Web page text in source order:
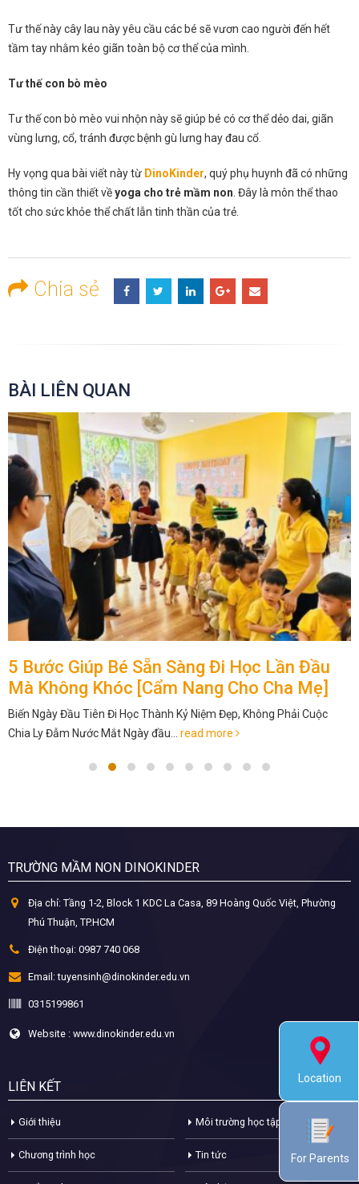
Tư thế này cây lau này yêu cầu các bé sẽ vươn cao người đến hết
tầm tay nhằm kéo giãn toàn bộ cơ thể của mình.
Tư thế con bò mèo
Tư thế con bò mèo vui nhộn này sẽ giúp bé có cơ thể dẻo dai, giãn
vùng lưng, cổ, tránh được bệnh gù lưng hay đau cổ.
Hy vọng qua bài viết này từ DinoKinder, quý phụ huynh đã có những
thông tin cần thiết vềyoga cho trẻ mầm non . Đây là môn thể thao
tốt cho sức khỏe thể chất lẫn tinh thần của trẻ.
Chia sẻ
BÀI LIÊN QUAN
5 Bước Giúp Bé Sẵn Sàng Đi Học Lần Đầu
Mà Không Khóc [Cẩm Nang Cho Cha Mẹ]
Biến Ngày Đầu Tiên Đi Học Thành Kỷ Niệm Đẹp, Không Phải Cuộc
Chia Ly Đẫm Nước Mắt Ngày đầu... read more
TRƯỜNG MẦM NON DINOKINDER
Địa chỉ: Tầng 1-2, Block 1 KDC La Casa, 89 Hoàng Quốc Việt, Phường
Phú Thuận, TP.HCM
Điện thoại: 0987 740 068
Email: tuyensinh@dinokinder.edu.vn
0315199861
Website : www.dinokinder.edu.vn
LIÊN KẾT
Giới thiệu
Chương trình học
Môi trường học tập
Tin tức
Location
For Parents